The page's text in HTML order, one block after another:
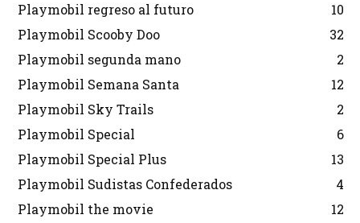
Playmobil regreso al futuro
10
Playmobil Scooby Doo
32
Playmobil segunda mano
2
Playmobil Semana Santa
12
Playmobil Sky Trails
2
Playmobil Special
6
Playmobil Special Plus
13
Playmobil Sudistas Confederados
4
Playmobil the movie
12